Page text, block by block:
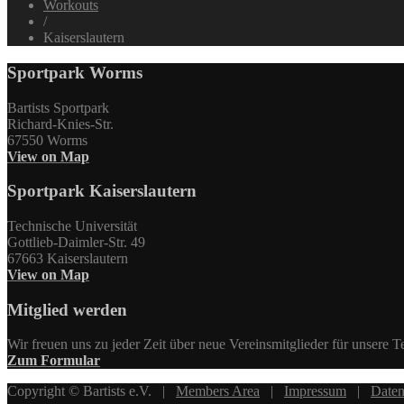
Workouts
/
Kaiserslautern
Sportpark Worms
Bartists Sportpark
Richard-Knies-Str.
67550 Worms
View on Map
Sportpark Kaiserslautern
Technische Universität
Gottlieb-Daimler-Str. 49
67663 Kaiserslautern
View on Map
Mitglied werden
Wir freuen uns zu jeder Zeit über neue Vereinsmitglieder für unsere
Zum Formular
Copyright © Bartists e.V. | Members Area Impressum